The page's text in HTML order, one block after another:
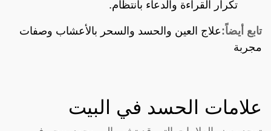
تكرار القراءة والدعاء بانتظام.
تابع أيضاً:علاج العين والحسد والسحر بالأعشاب وصفات
مجربة
علامات الحسد في البيت